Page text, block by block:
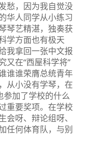
，因为我自觉没
华人同学从小练习
琴艺精湛，独奏获
学方面也有极天
我拿回一张中文报
又在“西屋科学将”
谁谁荣膺总统青年
从小没有学琴，在
参加了学校的什么
重要奖项。在学校
呀、辩论组呀、
任何体育队，与别